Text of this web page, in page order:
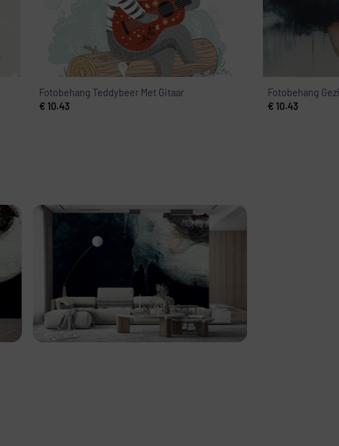
Fotobehang Teddybeer Met Gitaar
€ 10.43
Fotobehang
€ 10.43